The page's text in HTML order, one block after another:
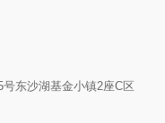
东沙湖基金小镇2座C区